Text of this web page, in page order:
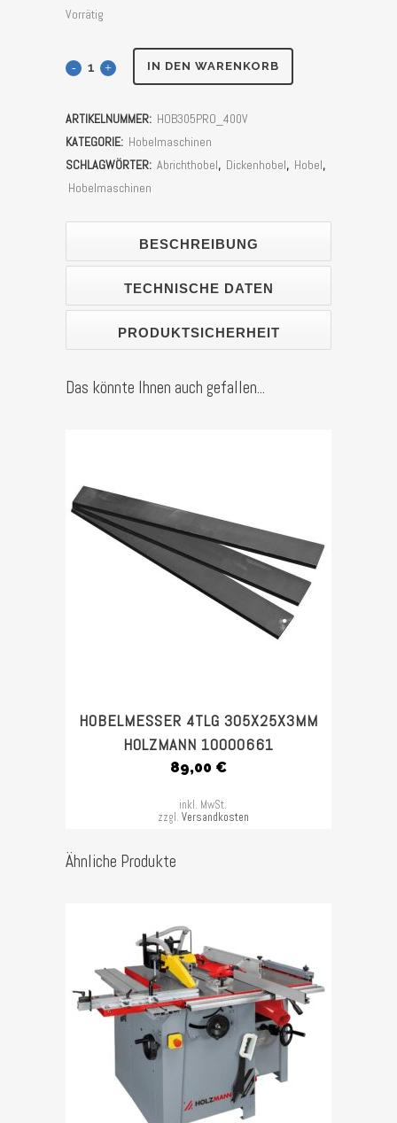
Vorrätig
Abricht-
Holzmann
HOB305PRO_400V
IN DEN WARENKORB
ARTIKELNUMMER: HOB305PRO_400V
KATEGORIE: Hobelmaschinen
SCHLAGWÖRTER: Abrichthobel, Dickenhobel, Hobel,
Hobelmaschinen
BESCHREIBUNG
TECHNISCHE DATEN
PRODUKTSICHERHEIT
Das könnte Ihnen auch gefallen...
HOBELMESSER 4TLG 305X25X3MM
HOLZMANN 10000661
89,00 €
inkl. MwSt.
zzgl. Versandkosten
Ähnliche Produkte